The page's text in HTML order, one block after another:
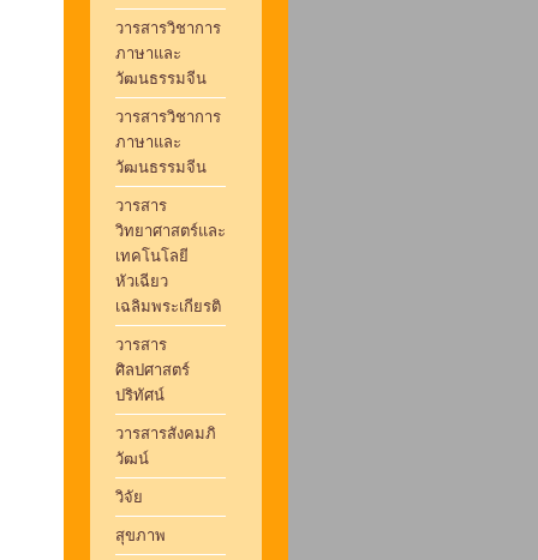
วารสารวิชาการ
ภาษาและ
วัฒนธรรมจีน
วารสารวิชาการ
ภาษาและ
วัฒนธรรมจีน
วารสาร
วิทยาศาสตร์และ
เทคโนโลยี
หัวเฉียว
เฉลิมพระเกียรติ
วารสาร
ศิลปศาสตร์
ปริทัศน์
วารสารสังคมภิ
วัฒน์
วิจัย
สุขภาพ